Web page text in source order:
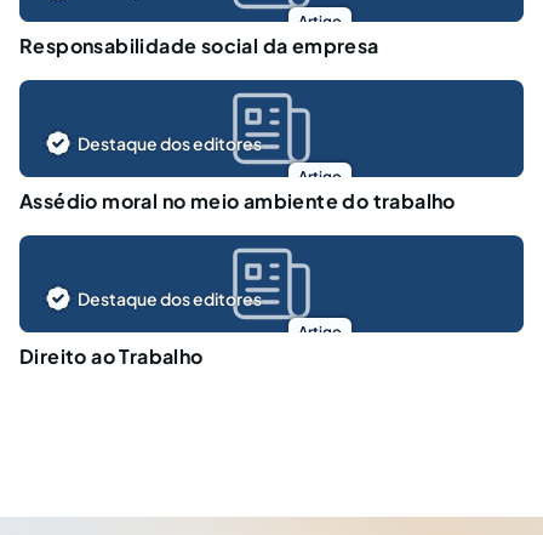
Artigo
Responsabilidade social da empresa
Artigo
Destaque dos editores
Assédio moral no meio ambiente do trabalho
Artigo
Destaque dos editores
Direito ao Trabalho